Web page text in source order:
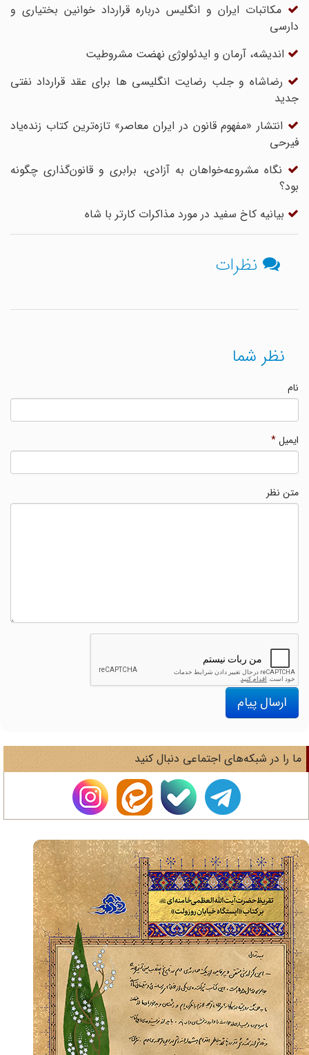
مکاتبات ایران و انگلیس درباره قرارداد خوانین بختیاری و
دارسی
اندیشه‌، آرمان و ایدئولوژی نهضت مشروطیت
رضاشاه و جلب رضایت انگلیسی ها برای عقد قرارداد نفتی
جدید
انتشار «مفهوم قانون در ایران معاصر» تازه‌ترین کتاب زنده‌یاد
فیرحی
نگاه مشروعه‌خواهان به آزادی، برابری و قانون‌گذاری چگونه
بود؟
بیانیه کاخ سفید در مورد مذاکرات کارتر با شاه
نظرات
نظر شما
ایمیل*
متن نظر
ارسال پیام
را در شبکه‌های اجتماعی دنبال کنید